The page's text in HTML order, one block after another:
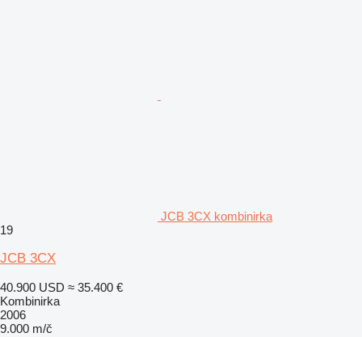
JCB 3CX kombinirka
19
JCB 3CX
40.900 USD ≈ 35.400 €
Kombinirka
2006
9.000 m/č